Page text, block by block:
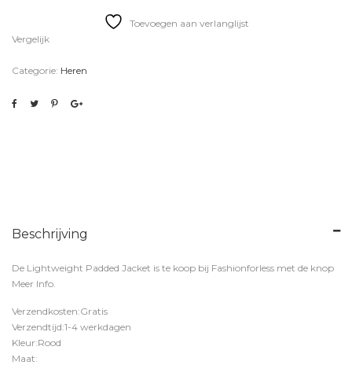
Toevoegen aan verlanglijst
Vergelijk
Categorie: Heren
Beschrijving
De Lightweight Padded Jacket is te koop bij Fashionforless met de knop
Meer Info.
Verzendkosten:Gratis
Verzendtijd:1-4 werkdagen
Kleur:Rood
Maat: